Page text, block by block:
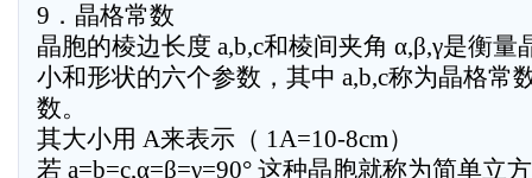
9．晶格常数
晶胞的棱边长度 a,b,c和棱间夹角 α,β,γ是衡量
小和形状的六个参数，其中 a,b,c称为晶格常
数。
其大小用 A来表示（ 1A=10-8cm）
若 a=b=c,α=β=γ=90° 这种晶胞就称为简单立